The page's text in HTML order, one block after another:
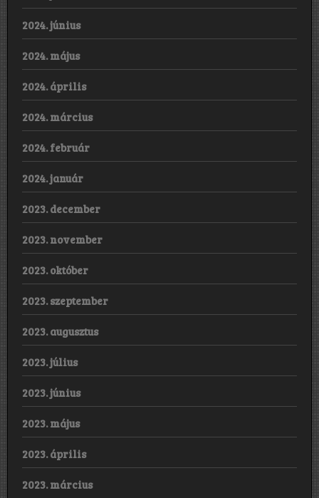
2024. június
2024. május
2024. április
2024. március
2024. február
2024. január
2023. december
2023. november
2023. október
2023. szeptember
2023. augusztus
2023. július
2023. június
2023. május
2023. április
2023. március